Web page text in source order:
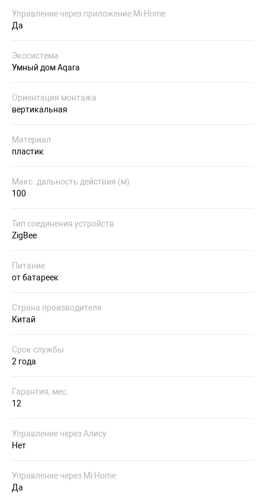
Управление через приложение Mi Home
Да
Экосистема
Умный дом Aqara
Ориентация монтажа
вертикальная
Материал
пластик
Макс. дальность действия (м)
100
Тип соединения устройств
ZigBee
Питание
от батареек
Страна производителя
Китай
Срок службы
2 года
Гарантия, мес.
12
Управление через Алису
Нет
Управление через Mi Home
Да